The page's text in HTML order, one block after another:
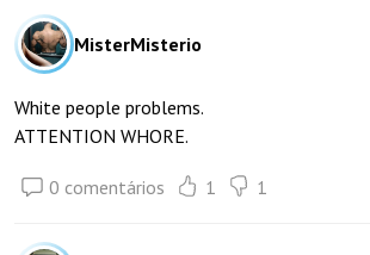
MisterMisterio
White people problems.
ATTENTION WHORE.
0 comentários 1 1